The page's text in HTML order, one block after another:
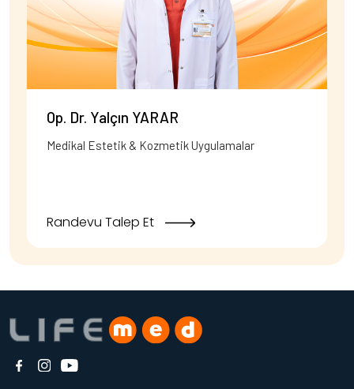
Op. Dr. Yalçın YARAR
Medikal Estetik & Kozmetik Uygulamalar
Randevu Talep Et